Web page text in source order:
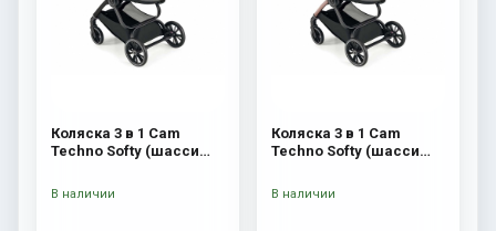
Коляска 3 в 1 Cam
Techno Softy (шасси
В наличии
Коляска 3 в 1 Cam
Techno Softy (шасси
В наличии